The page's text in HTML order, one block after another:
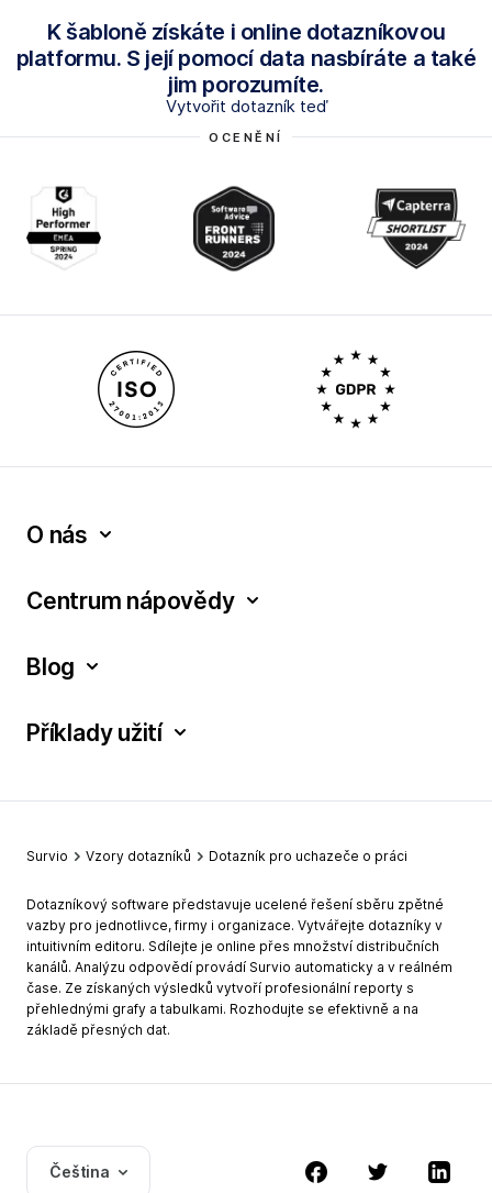
K šabloně získáte i online dotazníkovou
platformu. S její pomocí data nasbíráte a také
jim porozumíte.
Vytvořit dotazník teď
OCENĚNÍ
O nás
Centrum nápovědy
Blog
Příklady užití
Survio Vzory dotazníků Dotazník pro uchazeče o práci
Dotazníkový software představuje ucelené řešení sběru zpětné
vazby pro jednotlivce, firmy i organizace. Vytvářejte dotazníky v
intuitivním editoru. Sdílejte je online přes množství distribučních
kanálů. Analýzu odpovědí provádí Survio automaticky a v reálném
čase. Ze získaných výsledků vytvoří profesionální reporty s
přehlednými grafy a tabulkami. Rozhodujte se efektivně a na
základě přesných dat.
Čeština